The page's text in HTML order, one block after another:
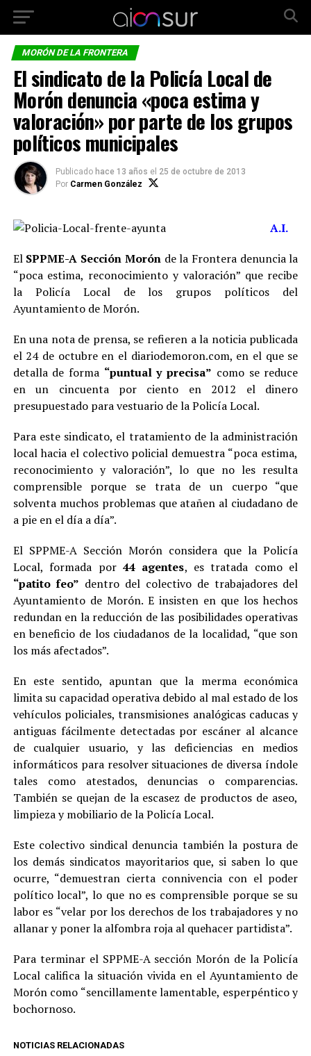
MORÓN DE LA FRONTERA
El sindicato de la Policía Local de
Morón denuncia «poca estima y
valoración» por parte de los grupos
políticos municipales
Publicado hace 13 años el 25 de octubre de 2013
Por Carmen González
A.I.
El SPPME-A Sección Morónde la Frontera denuncia la
“poca estima, reconocimiento y valoración” que recibe
la Policía Local de los grupos políticos del
Ayuntamiento de Morón.
En una nota de prensa, se refieren a la noticia publicada
el 24 de octubre en el diariodemoron.com, en el que se
detalla de forma “puntual y precisa” como se reduce
en un cincuenta por ciento en 2012 el dinero
presupuestado para vestuario de la Policía Local.
Para este sindicato, el tratamiento de la administración
local hacia el colectivo policial demuestra “poca estima,
reconocimiento y valoración”, lo que no les resulta
comprensible porque se trata de un cuerpo “que
solventa muchos problemas que atañen al ciudadano de
a pie en el día a día”.
El SPPME-A Sección Morón considera que la Policía
Local, formada por44 agentes, es tratada como el
“patito feo” dentro del colectivo de trabajadores del
Ayuntamiento de Morón. E insisten en que los hechos
redundan en la reducción de las posibilidades operativas
en beneficio de los ciudadanos de la localidad, “que son
los más afectados”.
En este sentido, apuntan que la merma económica
limita su capacidad operativa debido al mal estado de los
vehículos policiales, transmisiones analógicas caducas y
antiguas fácilmente detectadas por escáner al alcance
de cualquier usuario, y las deficiencias en medios
informáticos para resolver situaciones de diversa índole
tales como atestados, denuncias o comparencias.
También se quejan de la escasez de productos de aseo,
limpieza y mobiliario de la Policía Local.
Este colectivo sindical denuncia también la postura de
los demás sindicatos mayoritarios que, si saben lo que
ocurre, “demuestran cierta connivencia con el poder
político local”, lo que no es comprensible porque se su
labor es “velar por los derechos de los trabajadores y no
allanar y poner la alfombra roja al quehacer partidista”.
Para terminar el SPPME-A sección Morón de la Policía
Local califica la situación vivida en el Ayuntamiento de
Morón como “sencillamente lamentable, esperpéntico y
bochornoso.
NOTICIAS RELACIONADAS